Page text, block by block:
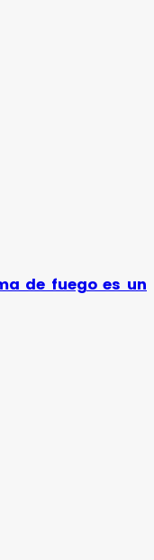
de fuego es un